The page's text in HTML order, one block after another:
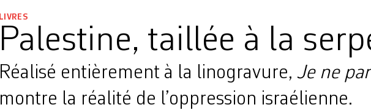
LIVRES
Palestine, taillée à la
Réalisé entièrement à la linogravure, Je ne
montre la réalité de l’oppression israélienne.